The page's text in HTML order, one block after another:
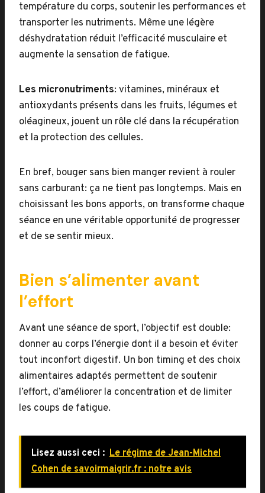
température du corps, soutenir les performances et
transporter les nutriments. Même une légère
déshydratation réduit l’efficacité musculaire et
augmente la sensation de fatigue.
Les micronutriments: vitamines, minéraux et
antioxydants présents dans les fruits, légumes et
oléagineux, jouent un rôle clé dans la récupération
et la protection des cellules.
En bref, bouger sans bien manger revient à rouler
sans carburant: ça ne tient pas longtemps. Mais en
choisissant les bons apports, on transforme chaque
séance en une véritable opportunité de progresser
et de se sentir mieux.
Bien s’alimenter avant
l’effort
Avant une séance de sport, l’objectif est double:
donner au corps l’énergie dont il a besoin et éviter
tout inconfort digestif. Un bon timing et des choix
alimentaires adaptés permettent de soutenir
l’effort, d’améliorer la concentration et de limiter
les coups de fatigue.
Lisez aussi ceci : Le régime de Jean-Michel
Cohen de savoirmaigrir.fr : notre avis